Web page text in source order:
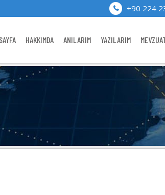
+90 224
HAKKIMDA ANILARIM YAZILARIM